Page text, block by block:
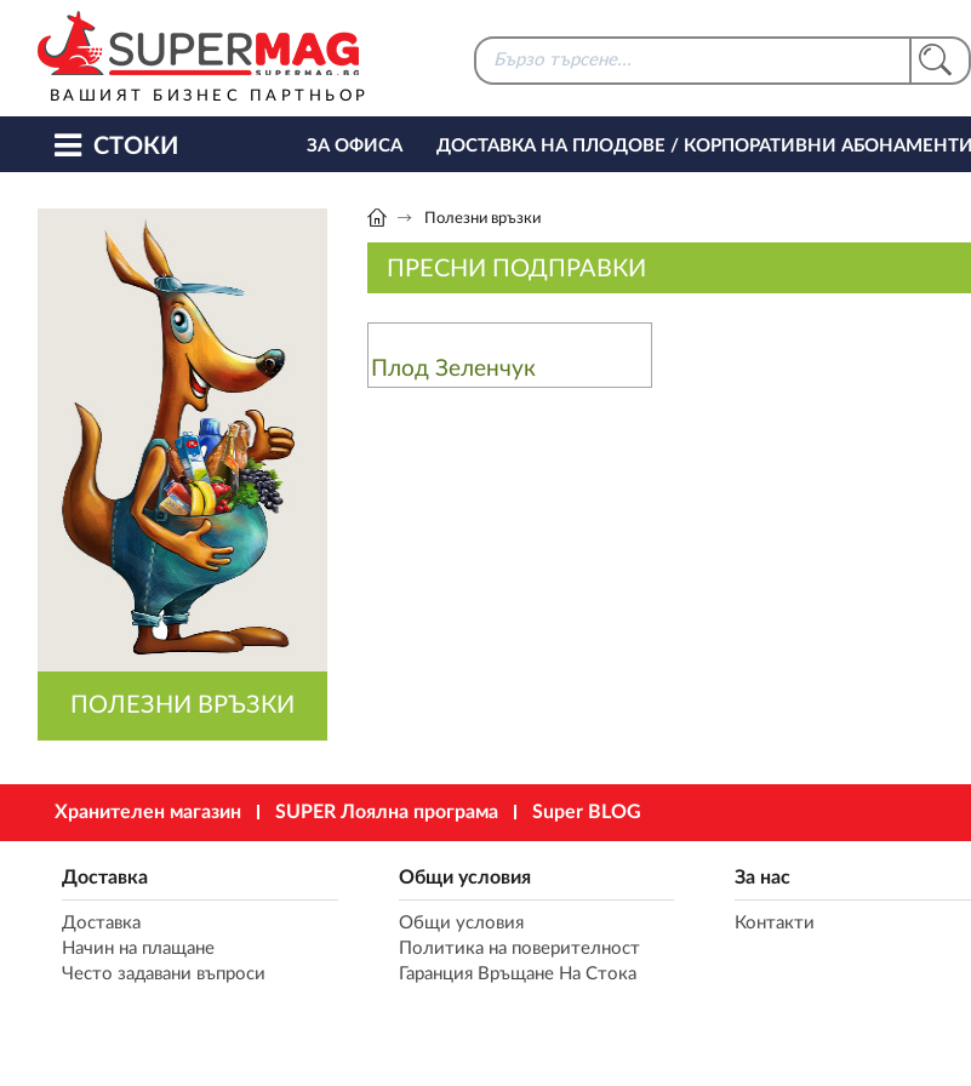
ВАШИЯТ БИЗНЕС ПАРТНЬОР
СТОКИ ЗА ОФИСА ДОСТАВКА НА ПЛОДОВЕ / КОРПОРАТИВНИ АБОНАМЕНТИ
ПОЛЕЗНИ ВРЪЗКИ
Полезни връзки
ПРЕСНИ ПОДПРАВКИ
Плод Зеленчук
Хранителен магазин SUPER Лоялна програма Super BLOG
Доставка
Доставка
Начин на плащане
Често задавани въпроси
Общи условия
Общи условия
Политика на поверителност
Гаранция Връщане На Стока
За нас
Контакти